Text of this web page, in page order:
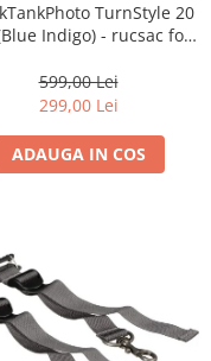
TurnStyle 20
Indigo) - rucsac foto
599,00 Lei
299,00 Lei
ADAUGA IN COS